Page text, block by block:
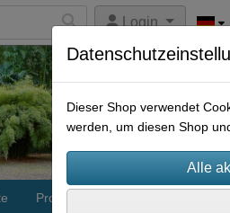
Login
Produkte
Dieser Shop verwendet
werden, um diesen Shop